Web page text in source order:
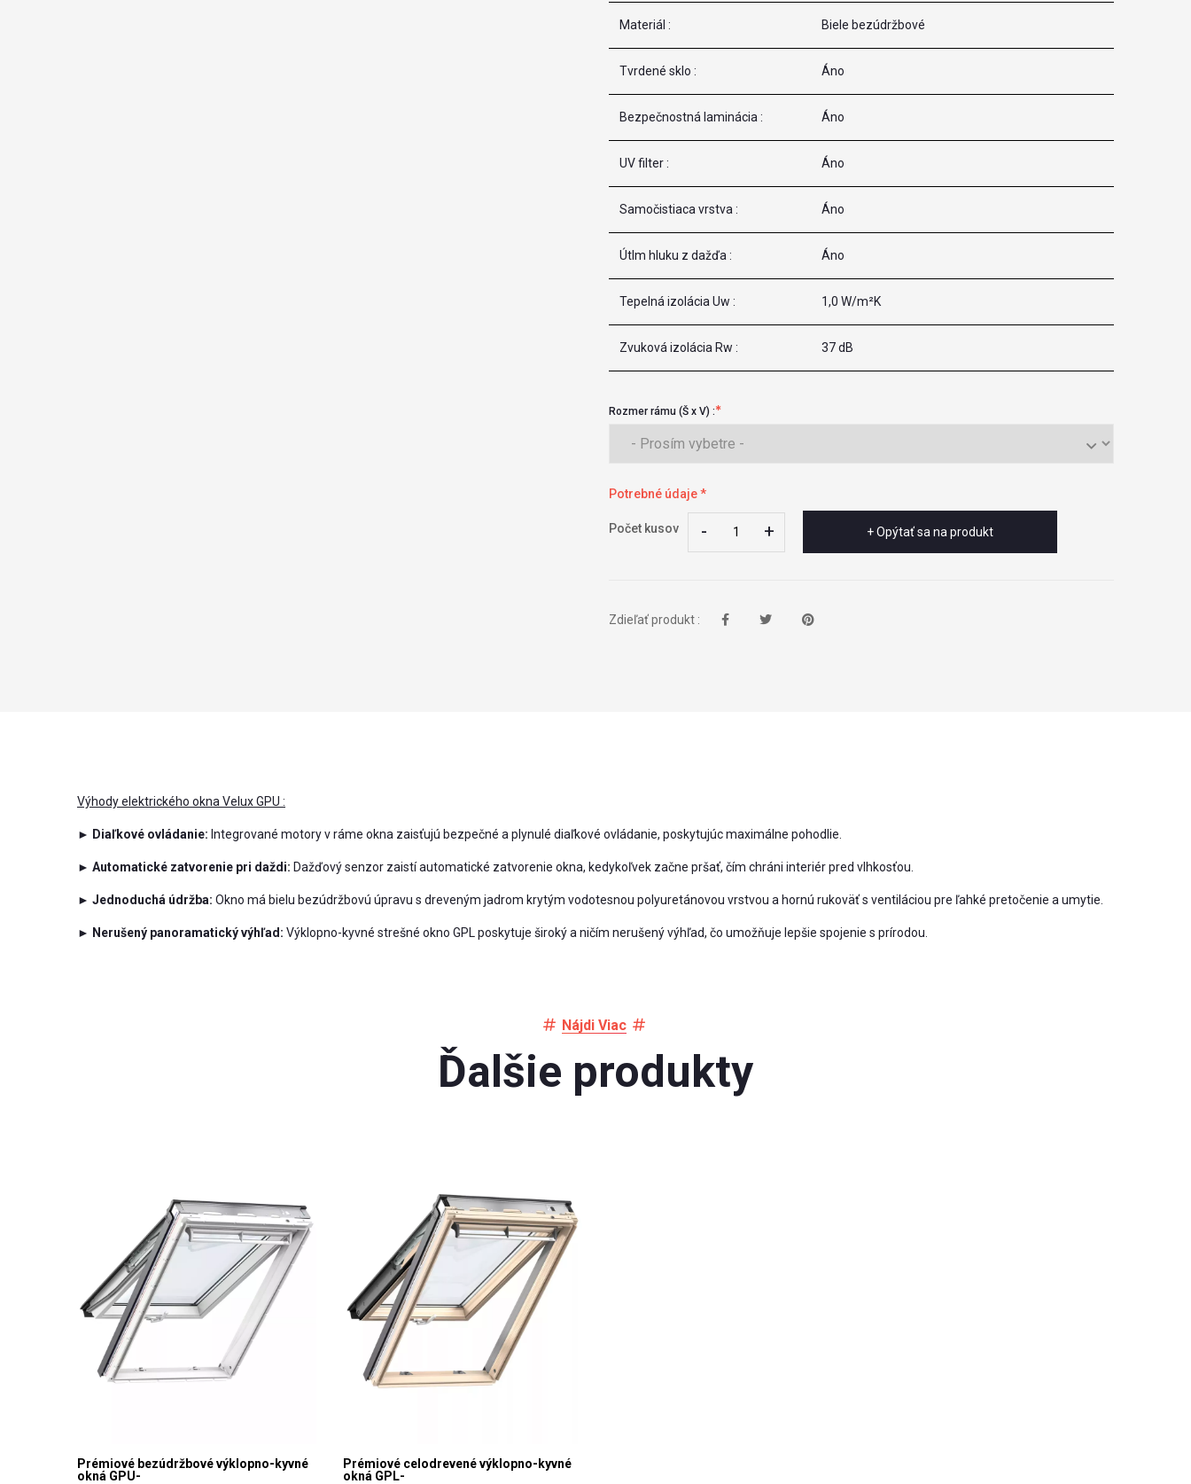
Materiál : Biele bezúdržbové
Tvrdené sklo : Áno
Bezpečnostná laminácia : Áno
UV filter : Áno
Samočistiaca vrstva : Áno
Útlm hluku z dažďa : Áno
Tepelná izolácia Uw : 1,0 W/m²K
Zvuková izolácia Rw : 37 dB
Rozmer rámu (Š x V) :
Potrebné údaje *
Počet kusov - +
- + + Opýtať sa na produkt
Zdieľať produkt :
Výhody elektrického okna Velux GPU :
► Diaľkové ovládanie: Integrované motory v ráme okna zaisťujú bezpečné a plynulé diaľkové ovládanie, poskytujúc maximálne pohodlie.
► Automatické zatvorenie pri daždi: Dažďový senzor zaistí automatické zatvorenie okna, kedykoľvek začne pršať, čím chráni interiér pred vlhkosťou.
► Jednoduchá údržba: Okno má bielu bezúdržbovú úpravu s dreveným jadrom krytým vodotesnou polyuretánovou vrstvou a hornú rukoväť s ventiláciou pre ľahké pretočenie a umytie.
► Nerušený panoramatický výhľad: Výklopno-kyvné strešné okno GPL poskytuje široký a ničím nerušený výhľad, čo umožňuje lepšie spojenie s prírodou.
Nájdi Viac
Ďalšie produkty
Prémiové bezúdržbové výklopno-kyvné
okná GPU-
Prémiové celodrevené výklopno-kyvné
okná GPL-